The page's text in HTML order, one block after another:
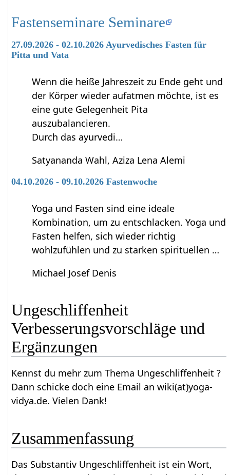
Fastenseminare Seminare
27.09.2026 - 02.10.2026 Ayurvedisches Fasten für
Pitta und Vata
Wenn die heiße Jahreszeit zu Ende geht und
der Körper wieder aufatmen möchte, ist es
eine gute Gelegenheit Pita
auszubalancieren.
Durch das ayurvedi…
Satyananda Wahl, Aziza Lena Alemi
04.10.2026 - 09.10.2026 Fastenwoche
Yoga und Fasten sind eine ideale
Kombination, um zu entschlacken. Yoga und
Fasten helfen, sich wieder richtig
wohlzufühlen und zu starken spirituellen …
Michael Josef Denis
Ungeschliffenheit‏‎
Verbesserungsvorschläge und
Ergänzungen
Kennst du mehr zum Thema Ungeschliffenheit‏‎ ?
Dann schicke doch eine Email an wiki(at)yoga-
vidya.de. Vielen Dank!
Zusammenfassung
Das Substantiv Ungeschliffenheit‏‎ ist ein Wort,